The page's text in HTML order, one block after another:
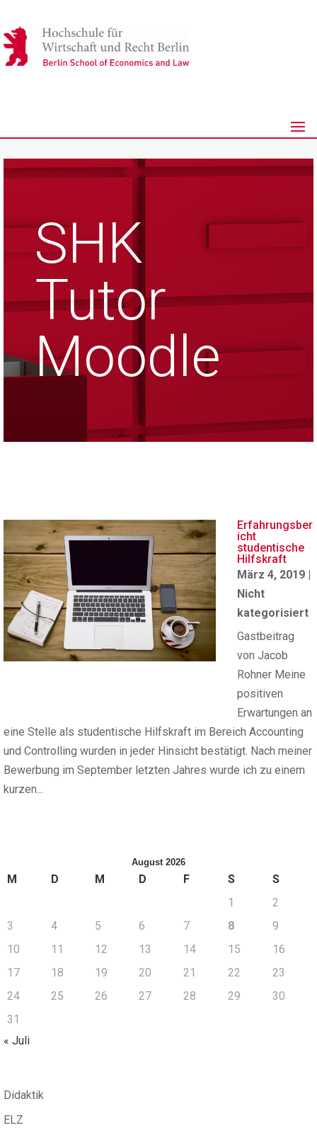
SHK
Tutor
Moodle
Erfahrungsber
icht
studentische
Hilfskraft
März 4, 2019 |
Nicht
kategorisiert
Gastbeitrag
von Jacob
Rohner Meine
positiven
Erwartungen an
eine Stelle als studentische Hilfskraft im Bereich Accounting
und Controlling wurden in jeder Hinsicht bestätigt. Nach meiner
Bewerbung im September letzten Jahres wurde ich zu einem
kurzen...
August 2026
M D M D F S
S
1
2
3
4 5 6 7 8
9
10
11 12 13 14 15
16
17
18 19 20 21 22
23
24
25 26 27 28 29
30
31
« Juli
Didaktik
ELZ